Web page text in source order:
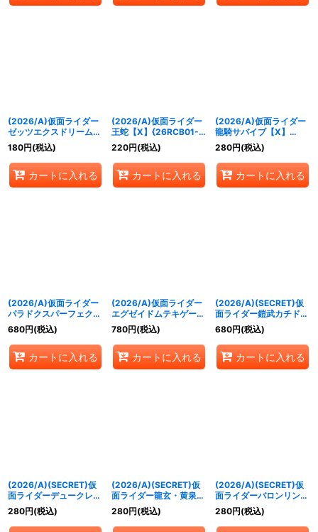
(2026/A)仮面ライダー
ゼッツエクスドリーム
【X】{26RCB01-X03}
《紫》
180円(税込)
カートに入れる
(2026/A)仮面ライダー
王蛇【X】{26RCB01-
X04}《白》
220円(税込)
カートに入れる
(2026/A)仮面ライダー
龍騎サバイブ【X】
{26RCB01-X05}《白》
280円(税込)
カートに入れる
(2026/A)仮面ライダー
パラドクスパーフェクト
ノックアウトゲーマーレ
ベル99【X】
{26RCB01-X06}《青》
680円(税込)
カートに入れる
(2026/A)仮面ライダー
エグゼイドムテキゲーマ
ー【X】{26RCB01-
X07}《青》
780円(税込)
カートに入れる
(2026/A)(SECRET)仮
面ライダー鎧武カチドキ
アームズ【R-SEC】
{26RCB01-011}《赤》
680円(税込)
カートに入れる
(2026/A)(SECRET)仮
面ライダーデュークレモ
ンエナジーアームズ
【M-SEC】{26RCB01-
014}《赤》
280円(税込)
(2026/A)(SECRET)仮
面ライダー龍玄・黄泉ヨ
モツヘグリアームズ
【M-SEC】{26RCB01-
015}《赤》
280円(税込)
(2026/A)(SECRET)仮
面ライダーバロンリンゴ
アームズ【M-SEC】
{26RCB01-016}《赤》
280円(税込)